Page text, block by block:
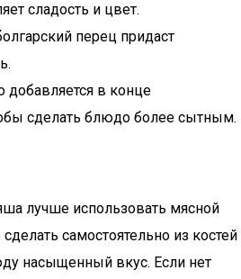
сладость и цвет.
перец придаст
добавляется в конце
сделать блюдо более сытным.
лучше использовать мясной
самостоятельно из костей
насыщенный вкус. Если нет